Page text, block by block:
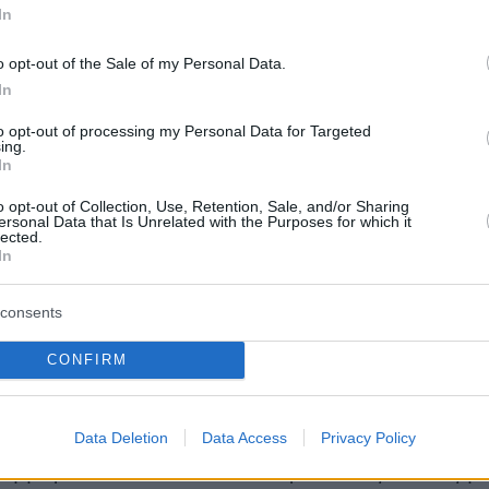
opt-out of the Sale of my Personal Data.
opt-out of processing my Personal Data for Targeted
opt-out of Collection, Use, Retention, Sale, and/or Sharing
Data that Is Unrelated with the Purposes for which it
CONFIRM
Data Deletion Data Access Privacy Policy
οι αστυνομικοί εντόπισαν και κατέσχεσαν
επτά ναρκωτικά δισκία, χρηματικό
κινητών τηλεφώνων.
παρουσιάζει το γεγονός ότι σε
χώρο πολυκατοικίαςβρέθηκαν θαμμένα
47,6 γραμμάρια κατεργασμένης
ενώ κοντά στο σημείο
στον Λόφο Στρέφη εντοπίστηκαν τρεις
ζυγαριές ακριβείας κρυμμένες σε κάγκελο
κατηγορούνται για σύσταση και
που διακινούσε ναρκωτικές ουσίες